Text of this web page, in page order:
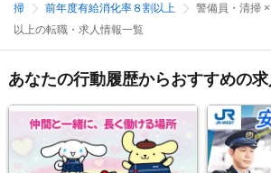
掃
前年度有給消化率８割以上
警備員・清掃
以上の転職・求人情報一覧
あなたの行動履歴からおすすめの求